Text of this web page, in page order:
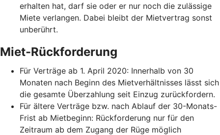
erhalten hat, darf sie oder er nur noch die zulässige
Miete verlangen. Dabei bleibt der Mietvertrag sonst
unberührt.
Miet-Rückforderung
Für Verträge ab 1. April 2020: Innerhalb von 30
Monaten nach Beginn des Mietverhältnisses lässt sich
die gesamte Überzahlung seit Einzug zurückfordern.
Für ältere Verträge bzw. nach Ablauf der 30-Monats-
Frist ab Mietbeginn: Rückforderung nur für den
Zeitraum ab dem Zugang der Rüge möglich